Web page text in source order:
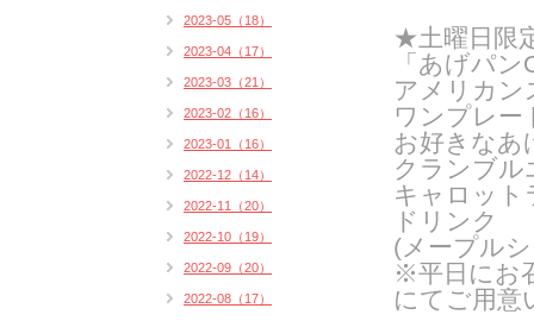
★土曜日限
「あげパ
アメリカン
ワンプレー
お好きなあ
クランブル
キャロット
ドリンク
(メープル
※平日にお
にてご用意
2023-05（18）
2023-04（17）
2023-03（21）
2023-02（16）
2023-01（16）
2022-12（14）
2022-11（20）
2022-10（19）
2022-09（20）
2022-08（17）